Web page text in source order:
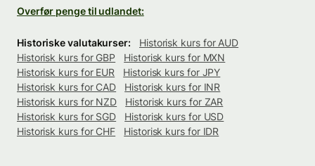
Overfør penge til udlandet:
Historiske valutakurser:
Historisk kurs for AUD
Historisk kurs for GBP
Historisk kurs for MXN
Historisk kurs for EUR
Historisk kurs for JPY
Historisk kurs for CAD
Historisk kurs for INR
Historisk kurs for NZD
Historisk kurs for ZAR
Historisk kurs for SGD
Historisk kurs for USD
Historisk kurs for CHF
Historisk kurs for IDR